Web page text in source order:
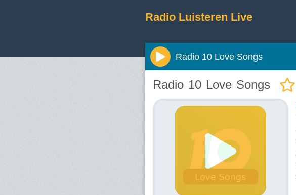
Radio Luisteren Live
Radio 10 Love Songs
Radio 10 Love Songs